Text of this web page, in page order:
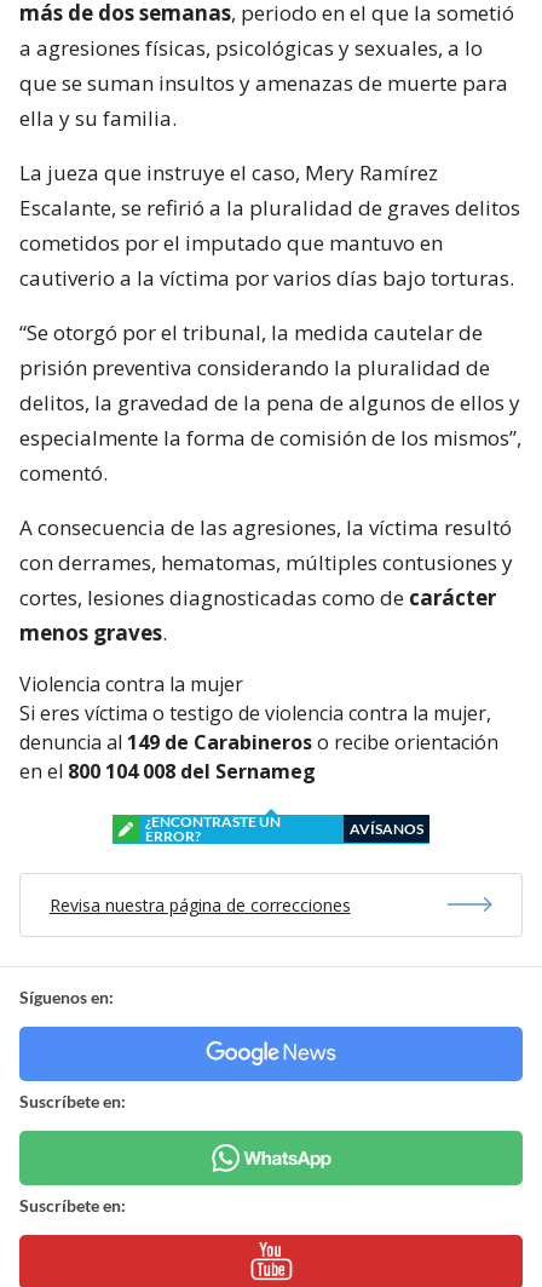
más de dos semanas, periodo en el que la sometió
a agresiones físicas, psicológicas y sexuales, a lo
que se suman insultos y amenazas de muerte para
ella y su familia.
La jueza que instruye el caso, Mery Ramírez
Escalante, se refirió a la pluralidad de graves delitos
cometidos por el imputado que mantuvo en
cautiverio a la víctima por varios días bajo torturas.
“Se otorgó por el tribunal, la medida cautelar de
prisión preventiva considerando la pluralidad de
delitos, la gravedad de la pena de algunos de ellos y
especialmente la forma de comisión de los mismos”,
comentó.
A consecuencia de las agresiones, la víctima resultó
con derrames, hematomas, múltiples contusiones y
cortes, lesiones diagnosticadas como de carácter
menos graves.
Violencia contra la mujer
Si eres víctima o testigo de violencia contra la mujer,
denuncia al 149 de Carabineroso recibe orientación
en el 800 104 008 del Sernameg
¿ENCONTRASTE UN
ERROR?
AVÍSANOS
Revisa nuestra página de correcciones
Síguenos en:
Suscríbete en:
Suscríbete en: